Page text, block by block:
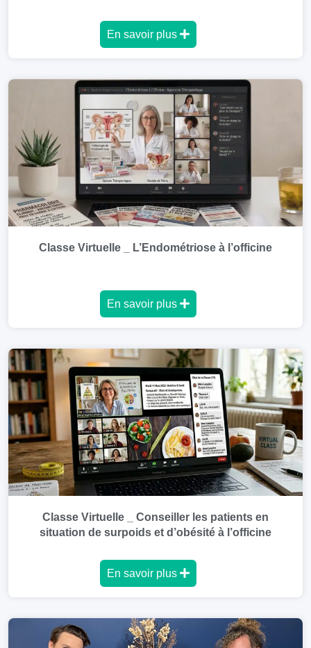
En savoir plus
Classe Virtuelle _ L’Endométriose à l’officine
En savoir plus
Classe Virtuelle _ Conseiller les patients en
situation de surpoids et d’obésité à l’officine
En savoir plus